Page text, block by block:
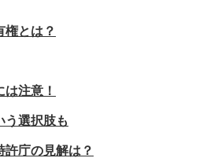
権とは？
注意！
う選択肢も
庁の見解は？